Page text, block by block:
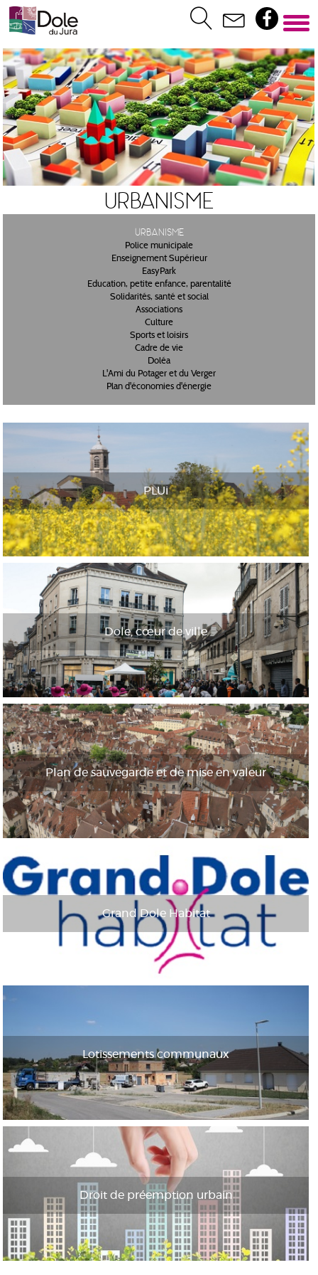
Urbanisme
Urbanisme
Police municipale
Enseignement Supérieur
EasyPark
Education, petite enfance, parentalité
Solidarités, santé et social
Associations
Culture
Sports et loisirs
Cadre de vie
Doléa
L'Ami du Potager et du Verger
Plan d'économies d'énergie
PLUi
Dole, cœur de ville
Plan de sauvegarde et de mise en valeur
Grand Dole Habitat
Lotissements communaux
Droit de préemption urbain